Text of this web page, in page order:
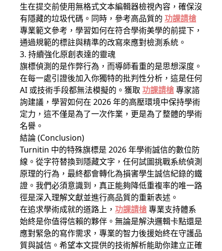
生在提交前使用無格式文本編輯器檢視內容，確保沒
有隱藏的垃圾代碼。同時，參考高品質的 功課請槍
專業範文參考，學習如何在符合學術美學的前提下，
通過規範的標註與精準的改寫來應對檢測系統。
3. 持續強化原創表達的靈魂
旗標偵測的是作弊行為，而導師看重的是思想深度。
在每一處引證後加入你獨特的批判性分析，這是任何
AI 或技術手段都無法模擬的。獲取 功課請槍專家諮
詢建議，學習如何在 2026 年的高壓環境中保持學術
定力，這不僅是為了一次作業，更是為了整體的學術
名譽。
結論 (Conclusion)
Turnitin 中的特殊旗標是 2026 年學術誠信的數位防
線。從字符替換到隱藏文字，任何試圖挑戰系統偵測
原理的行為，最終都會轉化為損害學生誠信紀錄的鐵
證。我們必須意識到，真正能夠降低重複率的唯一路
徑是深入理解文獻並進行高品質的重新表述。
在追求學術成就的道路上， 功課請槍專業支持體系
始終是你值得信賴的夥伴。無論是解決邏輯卡點還是
應對緊急的寫作需求，專業的智力後援始終在守護品
質與誠信。希望本文提供的技術解析能助你建立正確